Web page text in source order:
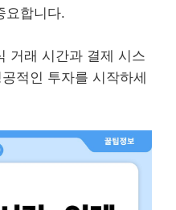
요합니다.
거래 시간과 결제 시스
적인 투자를 시작하세